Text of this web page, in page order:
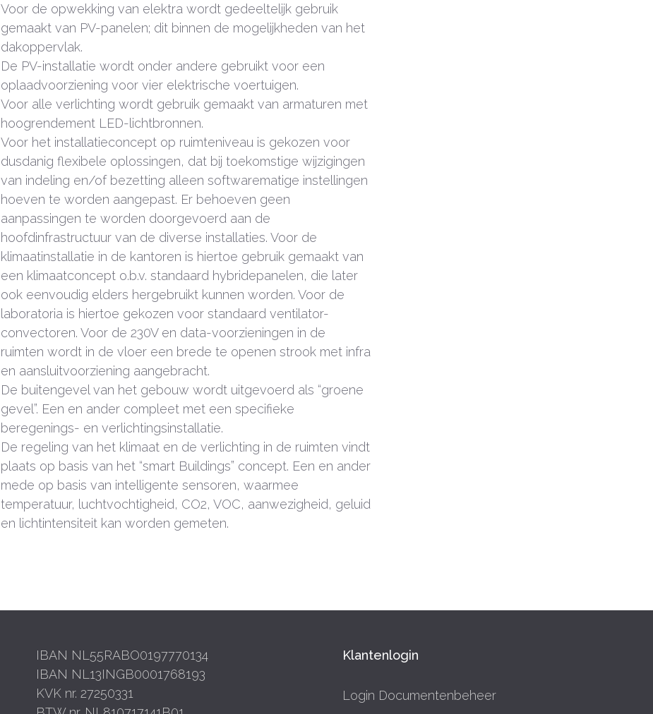
Voor de opwekking van elektra wordt gedeeltelijk gebruik
gemaakt van PV-panelen; dit binnen de mogelijkheden van het
dakoppervlak.
De PV-installatie wordt onder andere gebruikt voor een
oplaadvoorziening voor vier elektrische voertuigen.
Voor alle verlichting wordt gebruik gemaakt van armaturen met
hoogrendement LED-lichtbronnen.
Voor het installatieconcept op ruimteniveau is gekozen voor
dusdanig flexibele oplossingen, dat bij toekomstige wijzigingen
van indeling en/of bezetting alleen softwarematige instellingen
hoeven te worden aangepast. Er behoeven geen
aanpassingen te worden doorgevoerd aan de
hoofdinfrastructuur van de diverse installaties. Voor de
klimaatinstallatie in de kantoren is hiertoe gebruik gemaakt van
een klimaatconcept o.b.v. standaard hybridepanelen, die later
ook eenvoudig elders hergebruikt kunnen worden. Voor de
laboratoria is hiertoe gekozen voor standaard ventilator-
convectoren. Voor de 230V en data-voorzieningen in de
ruimten wordt in de vloer een brede te openen strook met infra
en aansluitvoorziening aangebracht.
De buitengevel van het gebouw wordt uitgevoerd als “groene
gevel”. Een en ander compleet met een specifieke
beregenings- en verlichtingsinstallatie.
De regeling van het klimaat en de verlichting in de ruimten vindt
plaats op basis van het “smart Buildings” concept. Een en ander
mede op basis van intelligente sensoren, waarmee
temperatuur, luchtvochtigheid, CO2, VOC, aanwezigheid, geluid
en lichtintensiteit kan worden gemeten.
IBAN NL55RABO0197770134
IBAN NL13INGB0001768193
KVK nr. 27250331
Klantenlogin
Login Documentenbeheer